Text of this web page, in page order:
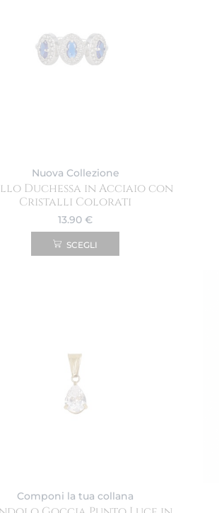
Nuova Collezione
Duchessa in Acciaio con
Cristalli Colorati
13.90 €
SCEGLI
Componi la tua collana